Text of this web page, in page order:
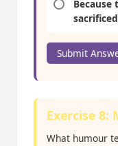
Because
Submit
Exercise 8:
What humour